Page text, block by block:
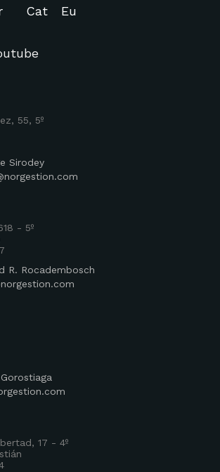
55, 5º
Sirodey
- 5º
R. Rocadembosch
17 - 4º
Cat Eu